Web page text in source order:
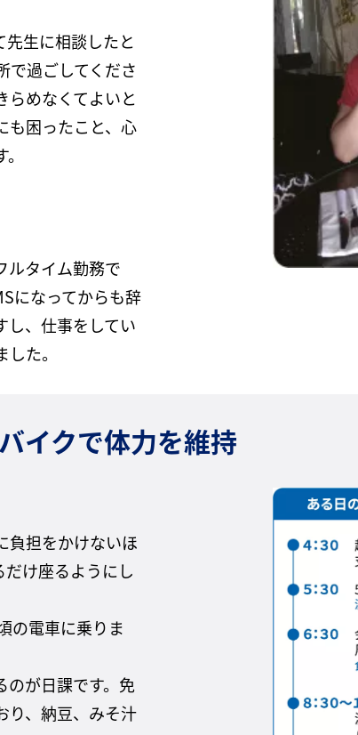
生に相談したと
で過ごしてくださ
らめなくてよいと
も困ったこと、心
ルタイム勤務で
になってからも辞
し、仕事をしてい
た。
イクで体力を維持
負担をかけないほ
け座るようにし
の電車に乗りま
のが日課です。免
り、納豆、みそ汁